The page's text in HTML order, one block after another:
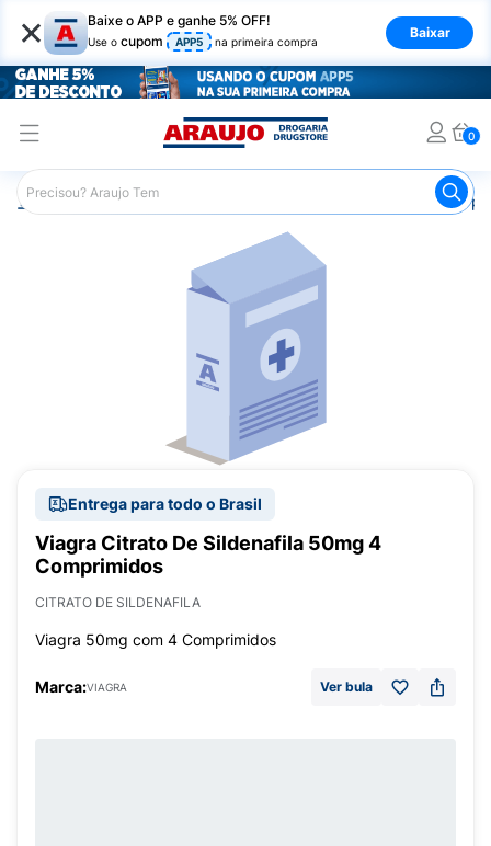
× Baixe o APP e ganhe 5% OFF!
Use o cupom APP5 na primeira compra
Baixar
0
Araujo Medicamentos Remédio
Entrega para todo o Brasil
Viagra Citrato De Sildenafila 50mg 4
Comprimidos
CITRATO DE SILDENAFILA
Viagra 50mg com 4 Comprimidos
Marca:VIAGRA Ver bula